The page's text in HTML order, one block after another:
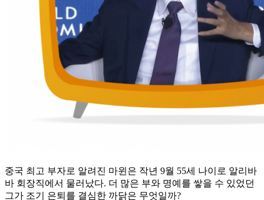
중국 최고 부자로 알려진 마윈은 작년 9월 55세 나이로 알리바
바 회장직에서 물러났다. 더 많은 부와 명예를 쌓을 수 있었던
그가 조기 은퇴를 결심한 까닭은 무엇일까?